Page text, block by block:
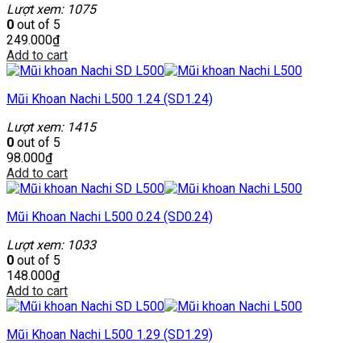
Lượt xem: 1075
0 out of 5
249.000₫
Add to cart
Mũi Khoan Nachi L500 1.24 (SD1.24)
Lượt xem: 1415
0 out of 5
98.000₫
Add to cart
Mũi Khoan Nachi L500 0.24 (SD0.24)
Lượt xem: 1033
0 out of 5
148.000₫
Add to cart
Mũi Khoan Nachi L500 1.29 (SD1.29)